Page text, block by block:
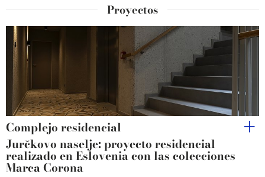
Proyectos
Complejo residencial
Jurčkovo naselje: proyecto residencial
realizado en Eslovenia con las colecciones
Marca Corona